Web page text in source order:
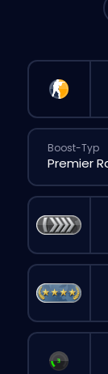
Boost-Typ